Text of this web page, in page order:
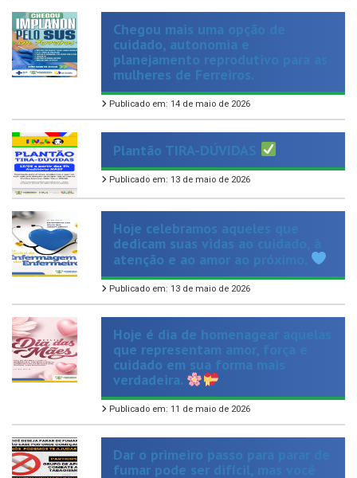
cuidado, autonomia e
planejamento reprodutivo para as
mulheres de Ferreiros.
Publicado em: 14 de maio de 2026
Plantão TIRA-DÚVIDAS
Publicado em: 13 de maio de 2026
Hoje celebramos aqueles que
dedicam suas vidas ao cuidado, à
atenção e ao amor ao próximo.
Publicado em: 13 de maio de 2026
Hoje é dia de homenagear aquelas
que representam amor, força e
cuidado em sua forma mais
verdadeira.
Publicado em: 11 de maio de 2026
Dar o primeiro passo para parar de
fumar pode ser difícil, mas você
não precisa fazer isso sozinho!